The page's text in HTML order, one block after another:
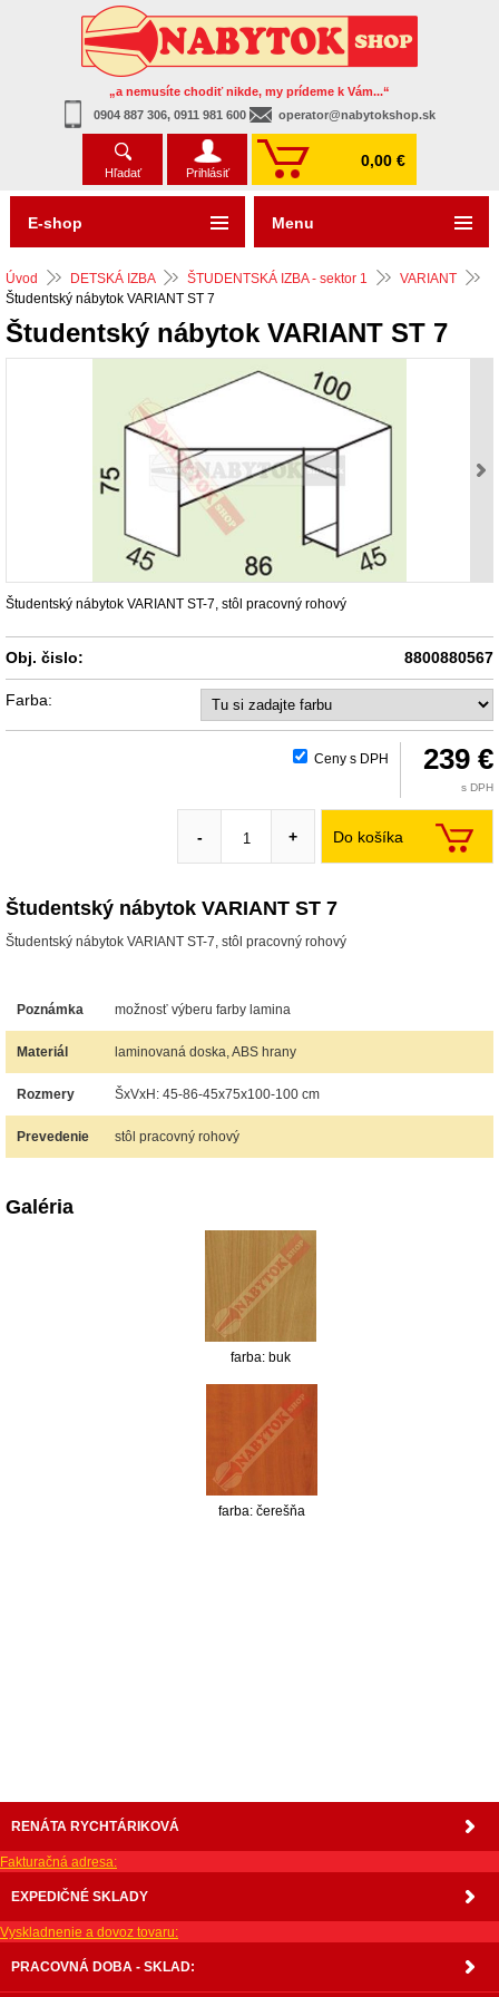
„a nemusíte chodiť nikde, my prídeme k Vám...“
0904 887 306, 0911 981 600
operator@nabytokshop.sk
Hľadať Prihlásiť
0,00 €
Úvod DETSKÁ IZBA ŠTUDENTSKÁ IZBA - sektor 1
VARIANT
Študentský nábytok VARIANT ST 7
Študentský nábytok VARIANT ST 7
Študentský nábytok VARIANT ST-7, stôl pracovný rohový
Obj. čislo: 8800880567
Farba:
Ceny s DPH 239 €
s DPH
Do košíka
- +
Študentský nábytok VARIANT ST 7
Študentský nábytok VARIANT ST-7, stôl pracovný rohový
Poznámka možnosť výberu farby lamina
Materiál laminovaná doska, ABS hrany
Rozmery ŠxVxH: 45-86-45x75x100-100 cm
Prevedenie stôl pracovný rohový
Galéria
farba: buk
farba: čerešňa
RENÁTA RYCHTÁRIKOVÁ
Fakturačná adresa:
EXPEDIČNÉ SKLADY
Vyskladnenie a dovoz tovaru:
PRACOVNÁ DOBA - SKLAD:
E-shop Menu